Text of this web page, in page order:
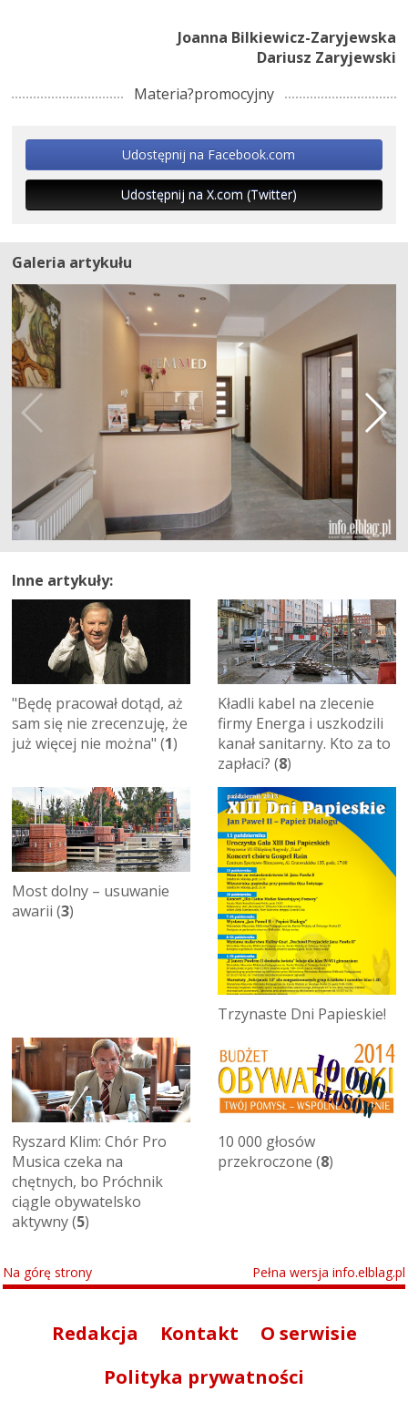
Joanna Bilkiewicz-Zaryjewska
Dariusz Zaryjewski
Materia?promocyjny
Udostępnij na Facebook.com
Udostępnij na X.com (Twitter)
Galeria artykułu
Inne artykuły:
"Będę pracował dotąd, aż
sam się nie zrecenzuję, że
już więcej nie można" (1)
Kładli kabel na zlecenie
firmy Energa i uszkodzili
kanał sanitarny. Kto za to
zapłaci? (8)
Most dolny – usuwanie
awarii (3)
Trzynaste Dni Papieskie!
Ryszard Klim: Chór Pro
Musica czeka na
chętnych, bo Próchnik
ciągle obywatelsko
aktywny (5)
10 000 głosów
przekroczone (8)
Na górę strony Pełna wersja info.elblag.pl
Redakcja Kontakt
O serwisie
Polityka prywatności